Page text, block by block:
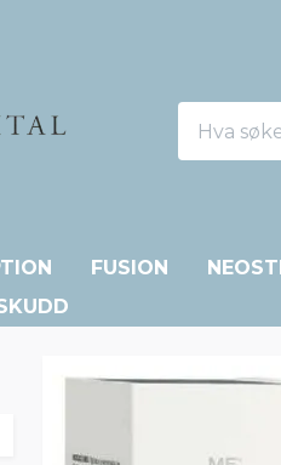
FUSION